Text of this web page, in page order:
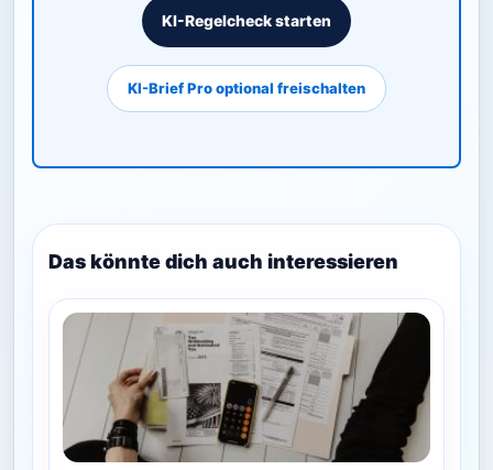
KI-Regelcheck starten
KI-Brief Pro optional freischalten
Das könnte dich auch interessieren